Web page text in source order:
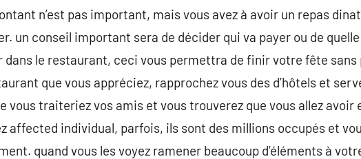
n’est pas important, mais vous avez à avoir un repas
un conseil important sera de décider qui va payer ou de
dans le restaurant, ceci vous permettra de finir votre fête sans
que vous appréciez, rapprochez vous des d’hôtels et
traiteriez vos amis et vous trouverez que vous allez avoir
affected individual, parfois, ils sont des millions occupés et
quand vous les voyez ramener beaucoup d’éléments à